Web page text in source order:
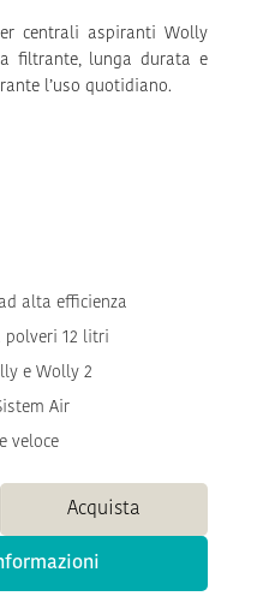
centrali aspiranti Wolly
filtrante, lunga durata e
l’uso quotidiano.
alta efficienza
polveri 12 litri
e Wolly 2
Air
veloce
Acquista